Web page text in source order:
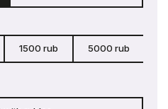
1500 rub 5000 rub